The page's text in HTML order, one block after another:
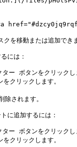
** <a
移動または追加できま
には：
ー ボタンをクリックし
リックします。
されます。
に追加するには：
ー ボタンをクリックし
リックします。